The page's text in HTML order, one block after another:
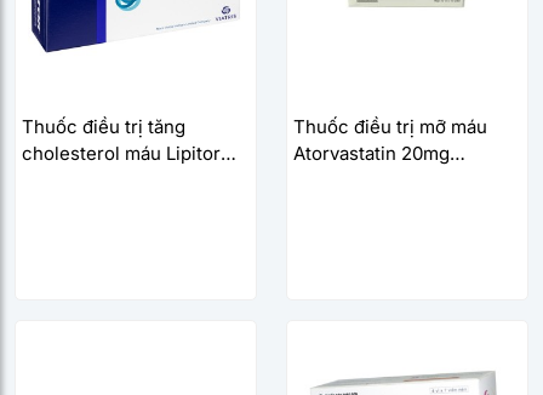
Thuốc điều trị tăng
cholesterol máu Lipitor
Thuốc điều trị mỡ máu
Atorvastatin 20mg